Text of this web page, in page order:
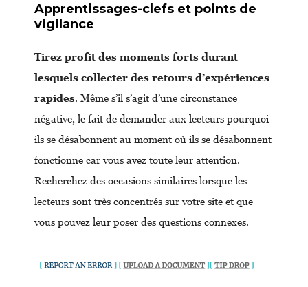
Apprentissages-clefs et points de
vigilance
Tirez profit des moments forts durant
lesquels collecter des retours d’expériences
rapides. Même s’il s’agit d’une circonstance
négative, le fait de demander aux lecteurs pourquoi
ils se désabonnent au moment où ils se désabonnent
fonctionne car vous avez toute leur attention.
Recherchez des occasions similaires lorsque les
lecteurs sont très concentrés sur votre site et que
vous pouvez leur poser des questions connexes.